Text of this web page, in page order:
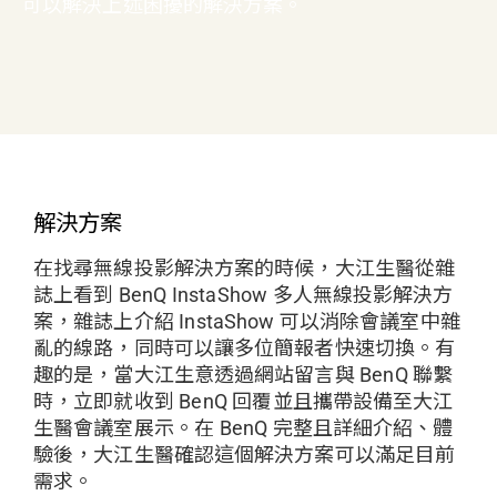
解決方案
在找尋無線投影解決方案的時候，大江生醫從雜
誌上看到 BenQ InstaShow 多人無線投影解決方
案，雜誌上介紹 InstaShow 可以消除會議室中雜
亂的線路，同時可以讓多位簡報者快速切換。有
趣的是，當大江生意透過網站留言與 BenQ 聯繫
時，立即就收到 BenQ 回覆並且攜帶設備至大江
生醫會議室展示。在 BenQ 完整且詳細介紹、體
驗後，大江生醫確認這個解決方案可以滿足目前
需求。